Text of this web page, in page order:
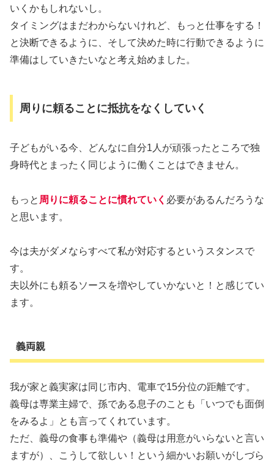
いくかもしれないし。
タイミングはまだわからないけれど、もっと仕事をする！
と決断できるように、そして決めた時に行動できるように
準備はしていきたいなと考え始めました。
周りに頼ることに抵抗をなくしていく
子どもがいる今、どんなに自分1人が頑張ったところで独
身時代とまったく同じように働くことはできません。
もっと 周りに頼ることに慣れてい く 必要があるんだろうな
と思います。
今は夫がダメならすべて私が対応するというスタンスで
す。
夫以外にも頼るソースを増やしていかないと！と感じてい
ます。
義両親
我が家と義実家は同じ市内、電車で15分位の距離です。
義母は専業主婦で、孫である息子のことも「いつでも面倒
をみるよ」とも言ってくれています。
ただ、義母の食事も準備や（義母は用意がいらないと言い
ますが）、こうして欲しい！という細かいお願いがしづら